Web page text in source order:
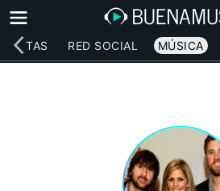
RED SOCIAL MÚSICA